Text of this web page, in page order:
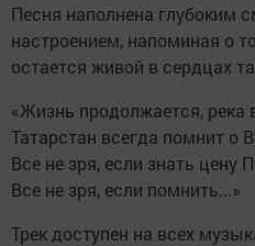
Песня наполнена глубоким
настроением, напоминая о
остается живой в сердцах
«Жизнь продолжается, река
Татарстан всегда помнит о
Все не зря, если знать цену
Все не зря, если помнить...»
Трек доступен на всех